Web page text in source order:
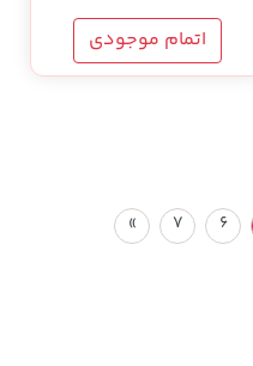
اتمام موجودی
6
7
»